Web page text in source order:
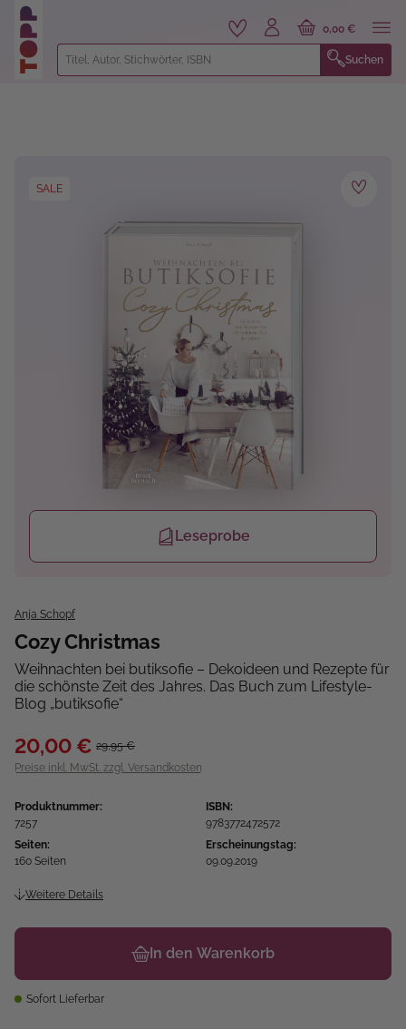
springen
Suchen
0,00 €
SALE
Leseprobe
Anja Schopf
Cozy Christmas
Weihnachten bei butiksofie – Dekoideen und Rezepte für
die schönste Zeit des Jahres. Das Buch zum Lifestyle-
Blog „butiksofie“
20,00 € 29,95 €
Preise inkl. MwSt. zzgl. Versandkosten
Produktnummer:
7257
ISBN:
9783772472572
Seiten:
160 Seiten
Erscheinungstag:
09.09.2019
Weitere Details
In den Warenkorb
Sofort Lieferbar